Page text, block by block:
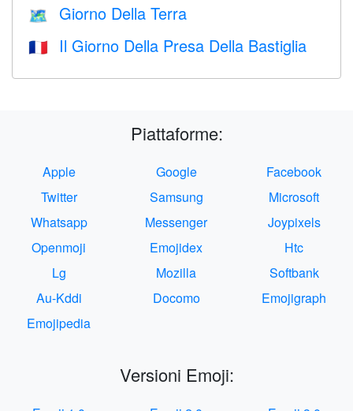
🗺️ Giorno Della Terra
🇫🇷 Il Giorno Della Presa Della Bastiglia
Piattaforme:
Apple Google
Facebook
Twitter
Samsung
Microsoft
Whatsapp
Messenger
Joypixels
Openmoji
Emojidex
Htc
Lg
Mozilla
Softbank
Au-Kddi
Docomo
Emojigraph
Emojipedia
Versioni Emoji: